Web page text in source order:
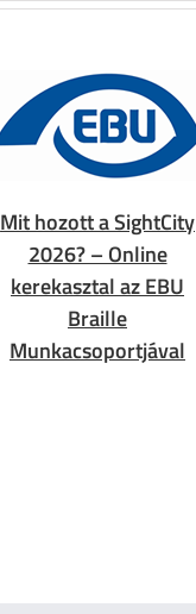
Mit hozott a SightCity
2026? – Online
kerekasztal az EBU
Braille
Munkacsoportjával